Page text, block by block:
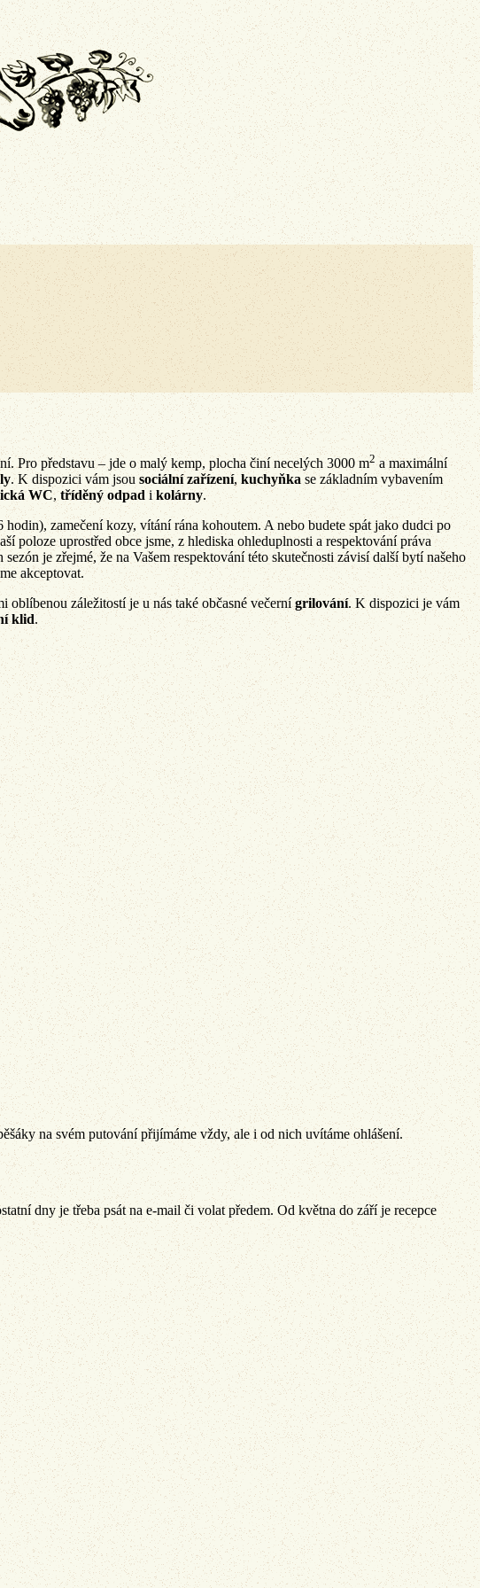
Pro představu – jde o malý kemp, plocha činí necelých 3000 m2a maximální
. K dispozici vám jsousociální zařízení,kuchyňka se základním vybavením
WC,tříděný odpad ikolárny.
zamečení kozy, vítání rána kohoutem. A nebo budete spát jako dudci po
poloze uprostřed obce jsme, z hlediska ohleduplnosti a respektování práva
je zřejmé, že na Vašem respektování této skutečnosti závisí další bytí našeho
akceptovat.
oblíbenou záležitostí je u nás také občasné večernígrilování. K dispozici je vám
klid.
na svém putování přijímáme vždy, ale i od nich uvítáme ohlášení.
dny je třeba psát na e-mail či volat předem. Od května do září je recepce